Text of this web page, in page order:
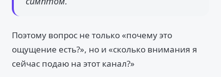
Поэтому вопрос не только «почему это
ощущение есть?», но и «сколько внимания я
сейчас подаю на этот канал?»